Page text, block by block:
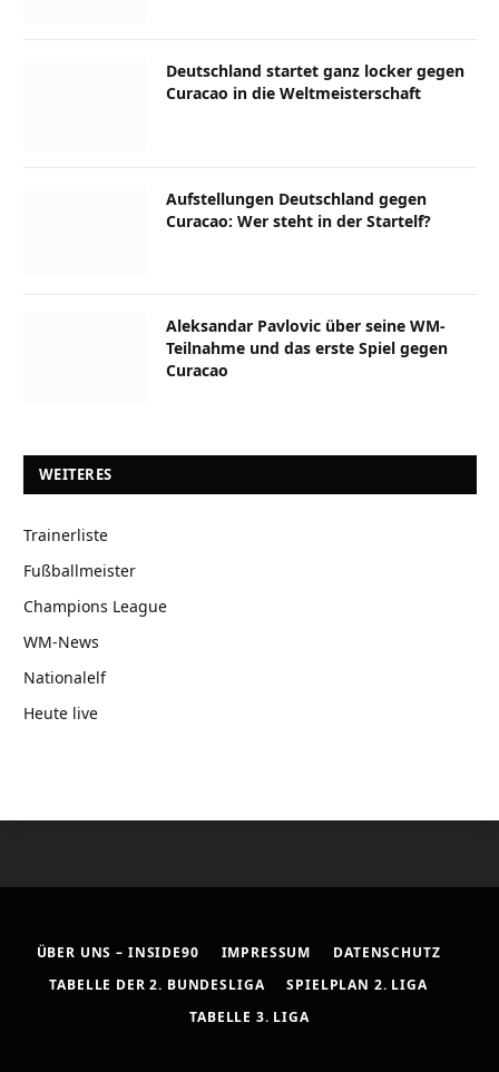
Deutschland startet ganz locker gegen
Curacao in die Weltmeisterschaft
Aufstellungen Deutschland gegen
Curacao: Wer steht in der Startelf?
Aleksandar Pavlovic über seine WM-
Teilnahme und das erste Spiel gegen
Curacao
WEITERES
Trainerliste
Fußballmeister
Champions League
WM-News
Nationalelf
Heute live
ÜBER UNS – INSIDE90 IMPRESSUM
DATENSCHUTZ
TABELLE DER 2. BUNDESLIGA
SPIELPLAN 2. LIGA
TABELLE 3. LIGA